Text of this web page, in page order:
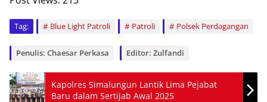
Tag: Blue Light Patroli Patroli Polsek Perdagangan
Penulis: Chaesar Perkasa Editor: Zulfandi
Kapolres Simalungun Lantik Lima Pejabat
Baru dalam Sertijab Awal 2025